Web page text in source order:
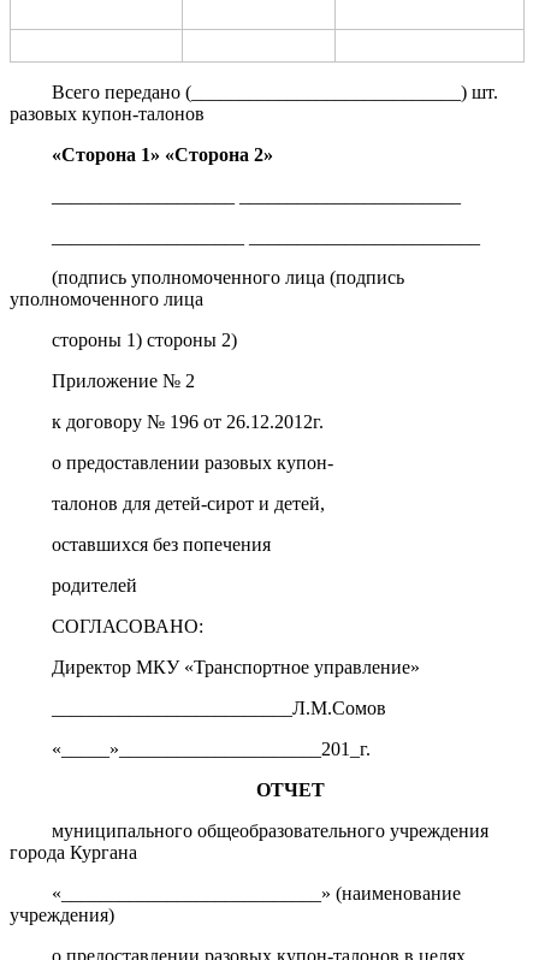
Всего передано (____________________________) шт.
разовых купон-талонов
«Сторона 1» «Сторона 2»
(подпись уполномоченного лица (подпись
уполномоченного лица
стороны 1) стороны 2)
Приложение № 2
к договору № 196 от 26.12.2012г.
о предоставлении разовых купон-
талонов для детей-сирот и детей,
оставшихся без попечения
родителей
СОГЛАСОВАНО:
Директор МКУ «Транспортное управление»
_________________________Л.М.Сомов
«_____»_____________________201_г.
ОТЧЕТ
муниципального общеобразовательного учреждения
города Кургана
«___________________________» (наименование
учреждения)
о предоставлении разовых купон-талонов в целях